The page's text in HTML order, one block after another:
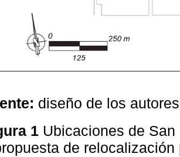
diseño de los autores
1 Ubicaciones de
de